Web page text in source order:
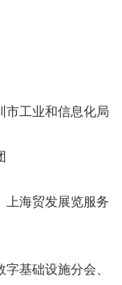
市工业和信息化局
上海贸发展览服务
基础设施分会、